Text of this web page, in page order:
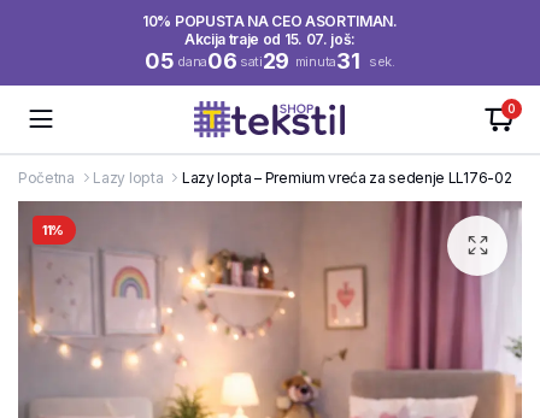
10% POPUSTA NA CEO ASORTIMAN.
Akcija traje od 15. 07. još:
05 dana06 sati29 minuta31 sek.
0
Početna Lazy lopta Lazy lopta – Premium vreća za sedenje LL176-02
11%